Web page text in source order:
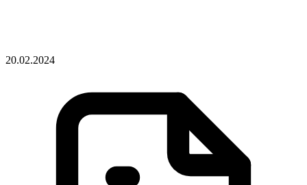
20.02.2024